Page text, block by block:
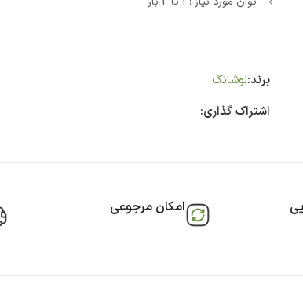
برند:لوشانگ
اشتراک گذاری:
امکان مرجوعی